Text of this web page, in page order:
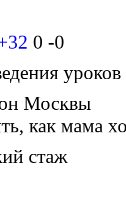
0 -0
уроков
Москвы
как мама
стаж